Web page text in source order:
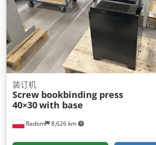
Radom 8,626 km
装订机
Screw bookbinding press
40×30with base